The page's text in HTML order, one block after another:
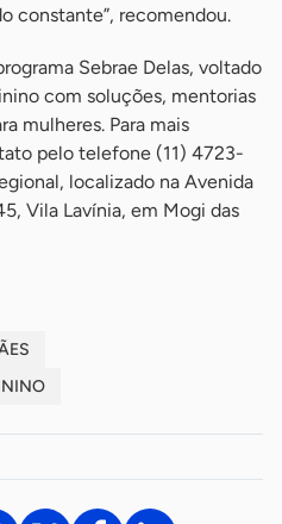
constante”, recomendou.
Sebrae Delas, voltado
com soluções, mentorias
mulheres. Para mais
pelo telefone (11) 4723-
localizado na Avenida
Vila Lavínia, em Mogi das